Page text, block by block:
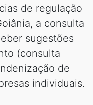
de regulação
a consulta
sugestões
(consulta
de
individuais.